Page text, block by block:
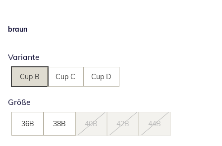
braun
Variante
Cup B Cup C Cup D
Größe
36B 38B 40B 42B 44B